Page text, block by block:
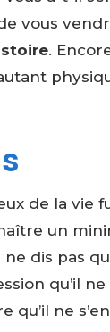
vous
.
de la vie
un
dis pas
qu’il
ne